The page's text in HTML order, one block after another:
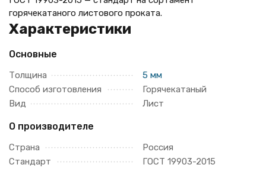
горячекатаного листового проката.
Характеристики
Основные
Толщина
5 мм
Способ изготовления
Горячекатаный
Вид
Лист
О производителе
Страна
Россия
Стандарт
ГОСТ 19903-2015